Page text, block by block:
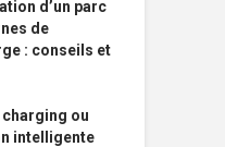
d’un parc
de
: conseils et
ou
intelligente